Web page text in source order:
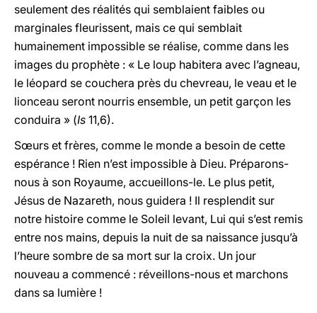
seulement des réalités qui semblaient faibles ou
marginales fleurissent, mais ce qui semblait
humainement impossible se réalise, comme dans les
images du prophète : « Le loup habitera avec l’agneau,
le léopard se couchera près du chevreau, le veau et le
lionceau seront nourris ensemble, un petit garçon les
conduira » (Is 11,6).
Sœurs et frères, comme le monde a besoin de cette
espérance ! Rien n’est impossible à Dieu. Préparons-
nous à son Royaume, accueillons-le. Le plus petit,
Jésus de Nazareth, nous guidera ! Il resplendit sur
notre histoire comme le Soleil levant, Lui qui s’est remis
entre nos mains, depuis la nuit de sa naissance jusqu’à
l’heure sombre de sa mort sur la croix. Un jour
nouveau a commencé : réveillons-nous et marchons
dans sa lumière !